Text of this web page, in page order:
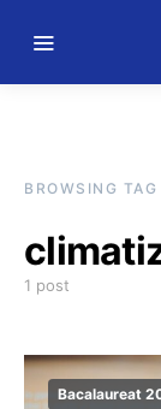
BROWSING TAG
1 post
Bacalaureat